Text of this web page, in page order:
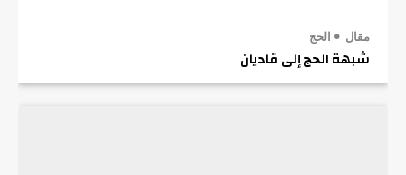
مقال الحج
شبهة الحج إلى قاديان